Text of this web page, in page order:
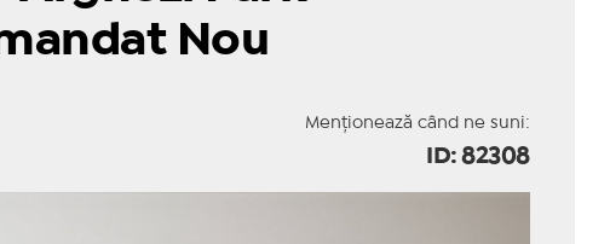
Nou
Menționează când ne suni:
ID: 82308